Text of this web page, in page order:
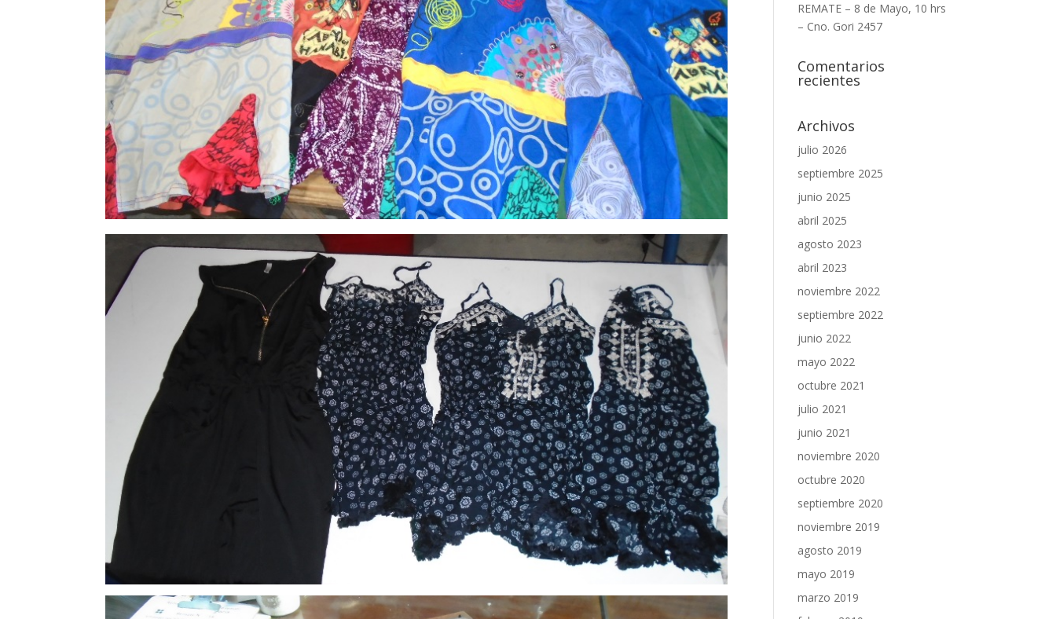
REMATE – 8 de Mayo, 10 hrs
– Cno. Gori 2457
Comentarios
recientes
Archivos
julio 2026
septiembre 2025
junio 2025
abril 2025
agosto 2023
abril 2023
noviembre 2022
septiembre 2022
junio 2022
mayo 2022
octubre 2021
julio 2021
junio 2021
noviembre 2020
octubre 2020
septiembre 2020
noviembre 2019
agosto 2019
mayo 2019
marzo 2019